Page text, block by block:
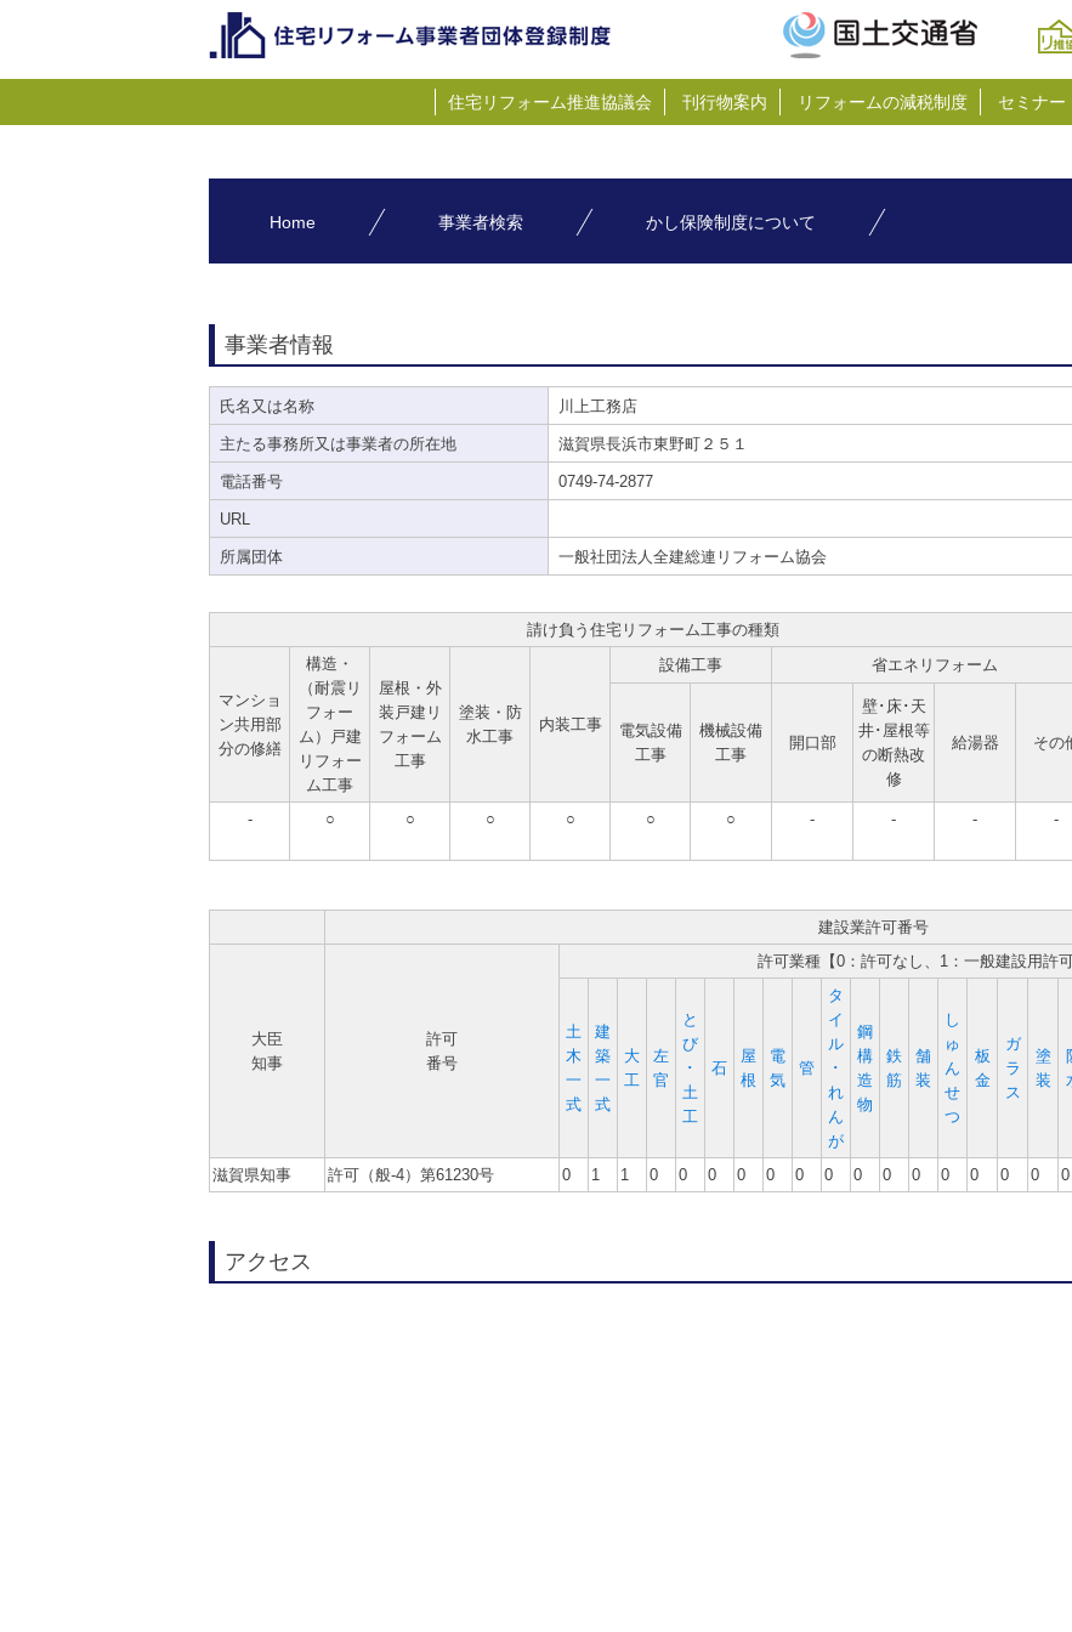
住宅リフォーム推進協議会 刊行物案内 リフォームの減税制度 セミナー
Home 事業者検索 かし保険制度について
事業者情報
氏名又は名称 川上工務店
主たる事務所又は事業者の所在地 滋賀県長浜市東野町２５１
電話番号 0749-74-2877
URL
所属団体 一般社団法人全建総連リフォーム協会
請け負う住宅リフォーム工事の種類
マンショ
ン共用部
分の修繕
構造・
（耐震リ
フォー
ム）戸建
リフォー
ム工事
屋根・外
装戸建リ
フォーム
工事
塗装・防
水工事
内装工事
設備工事
省エネリフォーム
電気設備
工事
機械設備
工事
開口部
壁･床･天
井･屋根等
の断熱改
修
給湯器 その
- ○ ○ ○ ○ ○ ○ - - - -
建設業許可番号
大臣
知事
許可
番号
許可業種【0：許可なし、1：一般建設用許
土
木
一
式
建
築
一
式
大
工
左
官
と
び
･
土
工
石
屋
根
電
気
管
タ
イ
ル
･
れ
ん
が
鋼
構
造
物
鉄
筋
舗
装
し
ゅ
ん
せ
つ
板
金
ガ
ラ
ス
塗
装
滋賀県知事 許可（般-4）第61230号 0 1 1 0 0 0 0 0 0 0 0 0 0 0 0 0 0 0
アクセス